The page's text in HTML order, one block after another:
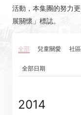
活動，本集團的努力
展關懷」標誌。
全部 兒童關愛 社
全部日期
2014